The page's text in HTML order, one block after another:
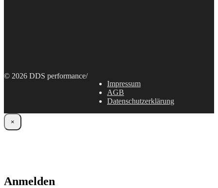
© 2026 DDS performance/
Impressum
AGB
Datenschutzerklärung
×
Anmelden